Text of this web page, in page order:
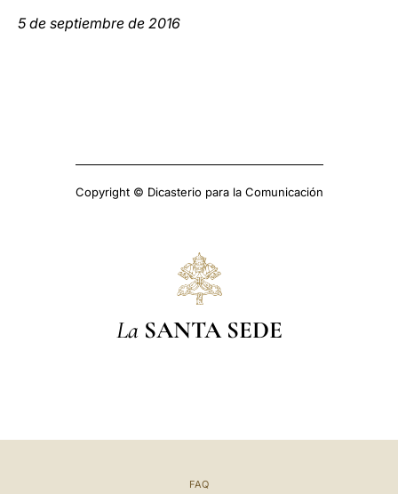
5 de septiembre de 2016
Copyright © Dicasterio para la Comunicación
La SANTA SEDE
FAQ